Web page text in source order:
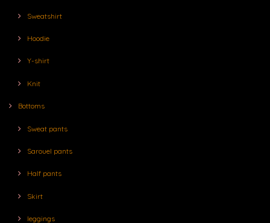
Sweatshirt
Hoodie
Y-shirt
Knit
Bottoms
Sweat pants
Sarouel pants
Half pants
Skirt
leggings